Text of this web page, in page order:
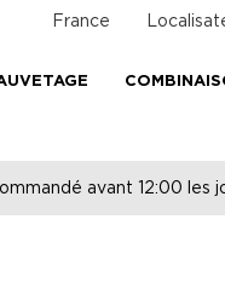
France
avant 12:00 les